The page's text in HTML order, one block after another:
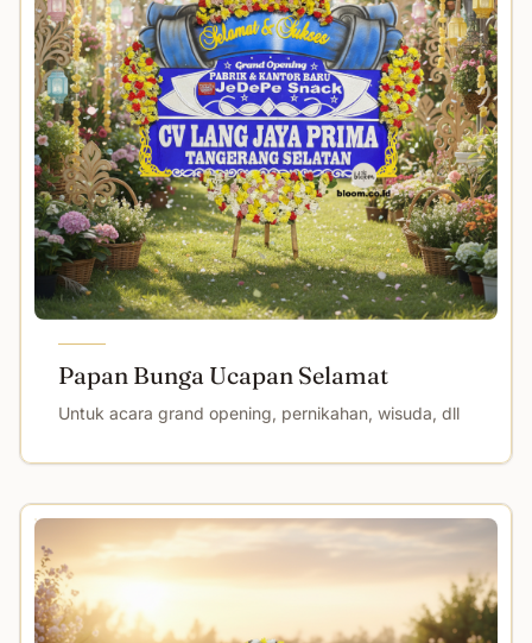
Papan Bunga Ucapan Selamat
Untuk acara grand opening, pernikahan, wisuda, dll